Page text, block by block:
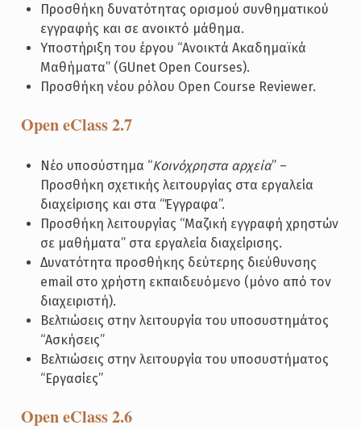
Προσθήκη δυνατότητας ορισμού συνθηματικού
εγγραφής και σε ανοικτό μάθημα.
Υποστήριξη του έργου “Ανοικτά Ακαδημαϊκά
Μαθήματα” (GUnet Open Courses).
Προσθήκη νέου ρόλου Open Course Reviewer.
Open eClass 2.7
Νέο υποσύστημα “Kοινόχρηστα αρχεία” –
Προσθήκη σχετικής λειτουργίας στα εργαλεία
διαχείρισης και στα “Έγγραφα”.
Προσθήκη λειτουργίας “Μαζική εγγραφή χρηστών
σε μαθήματα” στα εργαλεία διαχείρισης.
Δυνατότητα προσθήκης δεύτερης διεύθυνσης
email στο χρήστη εκπαιδευόμενο (μόνο από τον
διαχειριστή).
Βελτιώσεις στην λειτουργία του υποσυστημάτος
“Ασκήσεις”
Βελτιώσεις στην λειτουργία του υποσυστήματος
“Εργασίες”
Open eClass 2.6